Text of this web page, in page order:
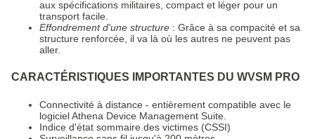
aux spécifications militaires, compact et léger pour un
transport facile.
Effondrement d'une structure : Grâce à sa compacité et sa
structure renforcée, il va là où les autres ne peuvent pas
aller.
CARACTÉRISTIQUES IMPORTANTES DU WVSM PRO
Connectivité à distance - entièrement compatible avec le
logiciel Athena Device Management Suite.
Indice d'état sommaire des victimes (CSSI)